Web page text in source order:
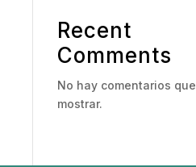
Recent
Comments
No hay comentarios que
mostrar.